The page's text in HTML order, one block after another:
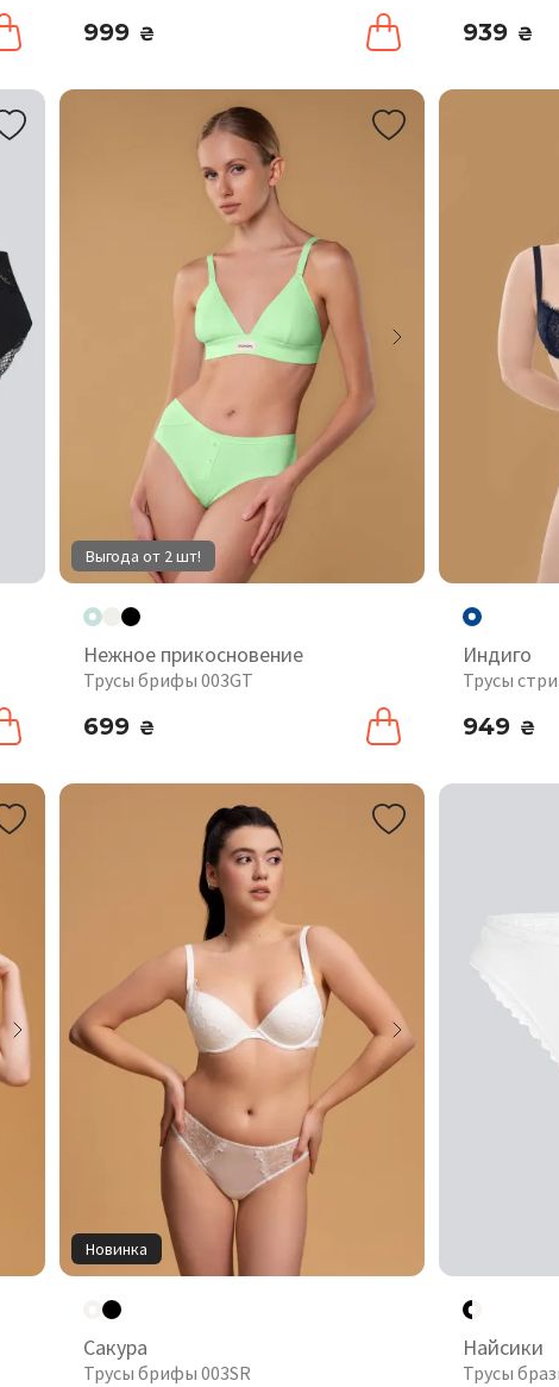
999 ₴ 939 ₴
Выгода от 2 шт!
Нежное прикосновение
Трусы брифы 003GT
699 ₴
Индиго
Трусы
949 ₴
Новинка
Сакура
Трусы брифы 003SR
Найсики
Трусы